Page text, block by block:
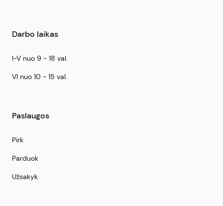
Darbo laikas
I-V nuo 9 - 18 val.
VI nuo 10 - 15 val.
Paslaugos
Pirk
Parduok
Užsakyk